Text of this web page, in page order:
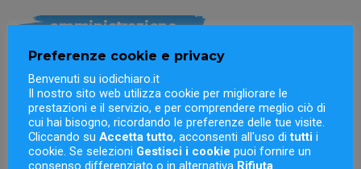
amministrazione
e-fattura e scadenzario: il
software per la
dichiarazione di
conformità fa anche
Preferenze cookie e privacy
Benvenuti su iodichiaro.it
Il nostro sito web utilizza cookie per migliorare le
prestazioni e il servizio, e per comprendere meglio ciò di
cui hai bisogno, ricordando le preferenze delle tue visite.
Cliccando su Accetta tutto, acconsenti all'uso ditutti i
cookie. Se selezioni Gestisci i cookie puoi fornire un
consenso differenziato o in alternativa Rifiuta.